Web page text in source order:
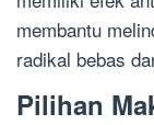
membantu
radikal bebas
Pilihan